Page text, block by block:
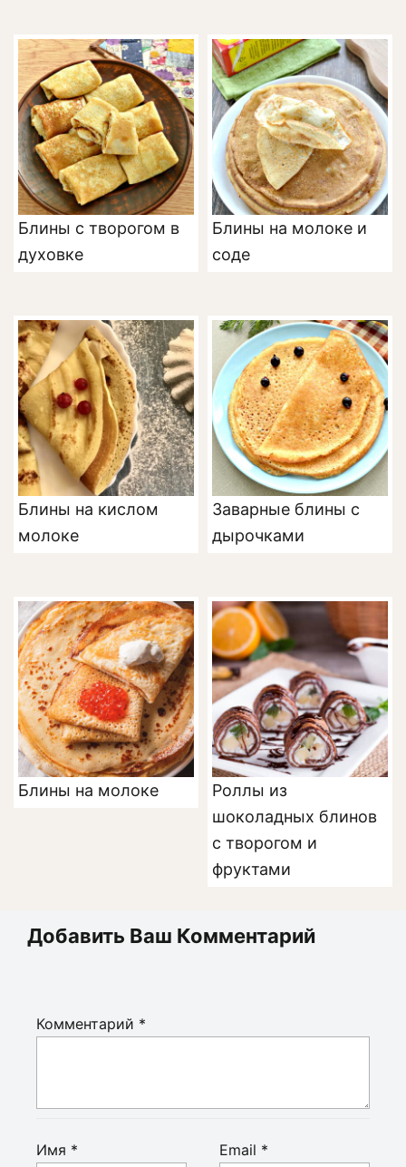
Блины с творогом в
духовке
Блины на молоке и
соде
Блины на кислом
молоке
Заварные блины с
дырочками
Блины на молоке
Роллы из
шоколадных блинов
с творогом и
фруктами
Добавить Ваш Комментарий
Комментарий *
Имя * Email *